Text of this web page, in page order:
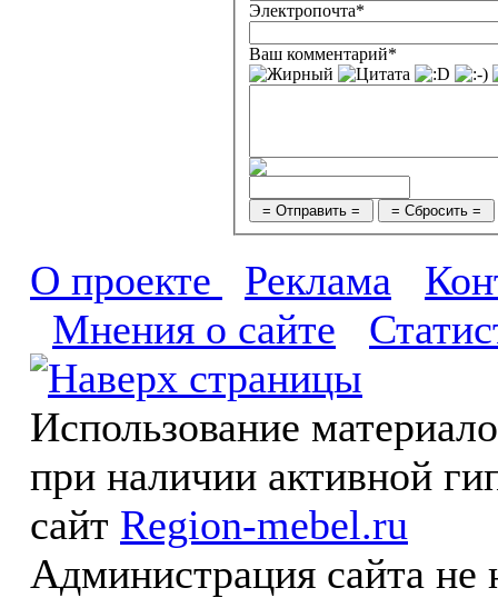
Электропочта*
Ваш комментарий*
О проекте Реклама
Мнения о сайте
Использование
при наличии активной
сайт Region-mebel.ru
Администрация сайта не